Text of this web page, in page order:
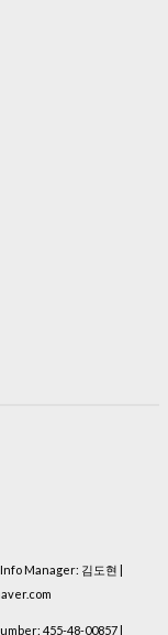
Manager: 김도현 |
455-48-00857